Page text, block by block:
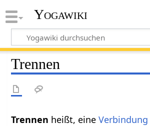
Yogawiki
Trennen
heißt, eineVerbindung